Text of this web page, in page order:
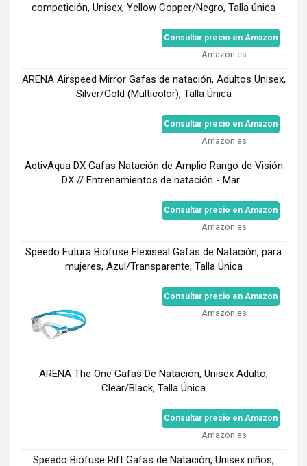
competición, Unisex, Yellow Copper/Negro, Talla única
Consultar precio en Amazon
Amazon.es
ARENA Airspeed Mirror Gafas de natación, Adultos Unisex,
Silver/Gold (Multicolor), Talla Única
Consultar precio en Amazon
Amazon.es
AqtivAqua DX Gafas Natación de Amplio Rango de Visión
DX // Entrenamientos de natación - Mar...
Consultar precio en Amazon
Amazon.es
Speedo Futura Biofuse Flexiseal Gafas de Natación, para
mujeres, Azul/Transparente, Talla Única
Consultar precio en Amazon
Amazon.es
ARENA The One Gafas De Natación, Unisex Adulto,
Clear/Black, Talla Única
Consultar precio en Amazon
Amazon.es
Speedo Biofuse Rift Gafas de Natación, Unisex niños,